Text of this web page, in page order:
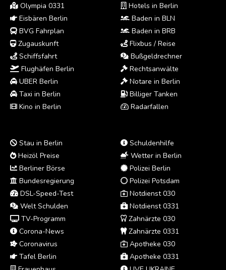
Olympia 0331
Eisbären Berlin
BVG Fahrplan
Zugauskunft
Schiffsfahrt
Flughäfen Berlin
UBER Berlin
Taxi in Berlin
Kino in Berlin
Hotels in Berlin
Baden in BLN
Baden in BRB
Flixbus / Reise
Bußgeldrechner
Rechtsanwälte
Notare in Berlin
Billiger Tanken
Radarfallen
Stau in Berlin
Heizöl Preise
Berliner Börse
Bundesregierung
DSL-Speed-Test
Welt Schulden
TV-Programm
Corona-News
Coronavirus
Tafel Berlin
Schuldenhilfe
Wetter in Berlin
Polizei Berlin
Polizei Potsdam
Notdienst 030
Notdienst 0331
Zahnärzte 030
Zahnärzte 0331
Apotheke 030
Apotheke 0331